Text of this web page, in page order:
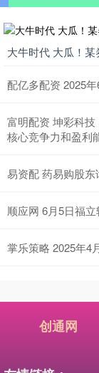
大牛时代 大瓜！某
配亿多配资 2025
富明配资 坤彩科
核心竞争力和盈利
易资配 药易购股
顺应网 6月5日福
掌乐策略 2025年4
创通网